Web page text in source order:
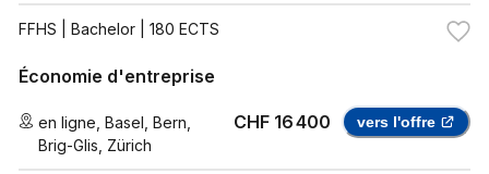
FFHS | Bachelor | 180 ECTS
Économie d'entreprise
en ligne Basel Bern
Brig-Glis Zürich
CHF 16 400 vers l'offre